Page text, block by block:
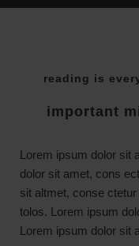
reading is
important
Lorem ipsum dolor sit
dolor sit amet, cons
sit altmet, conse
tolos. Lorem ipsum
Lorem ipsum dolor sit